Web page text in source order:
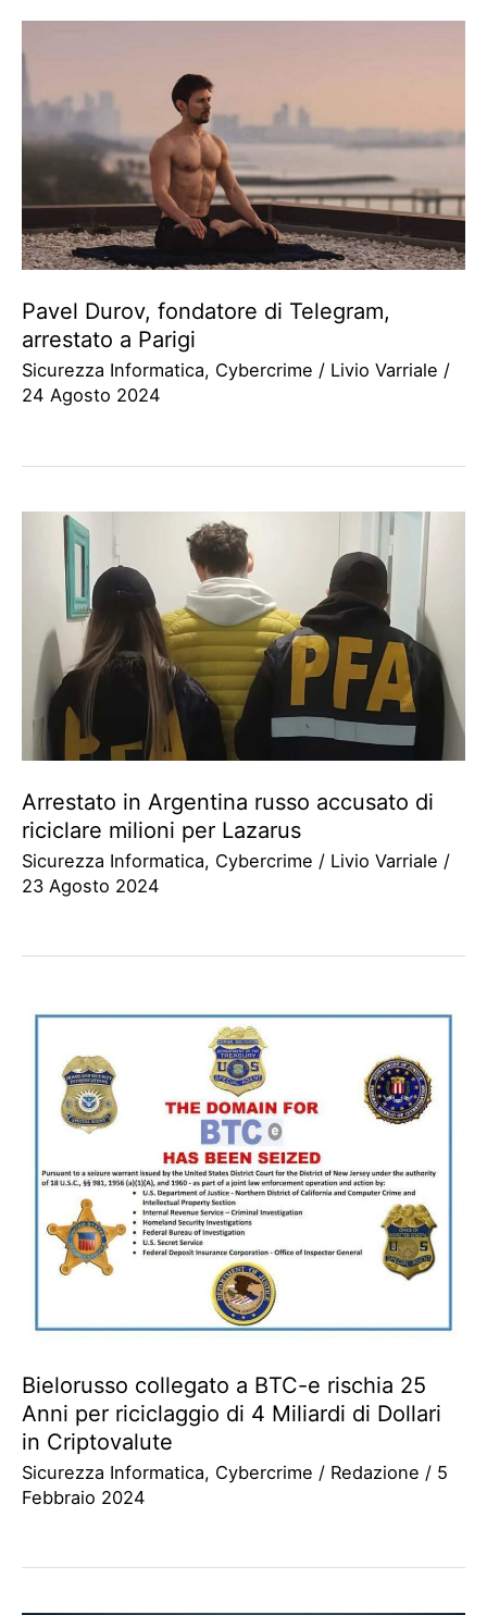
Pavel Durov, fondatore di Telegram,
arrestato a Parigi
Sicurezza Informatica, Cybercrime / Livio Varriale /
24 Agosto 2024
Arrestato in Argentina russo accusato di
riciclare milioni per Lazarus
Sicurezza Informatica, Cybercrime / Livio Varriale /
23 Agosto 2024
Bielorusso collegato a BTC-e rischia 25
Anni per riciclaggio di 4 Miliardi di Dollari
in Criptovalute
Sicurezza Informatica, Cybercrime / Redazione / 5
Febbraio 2024